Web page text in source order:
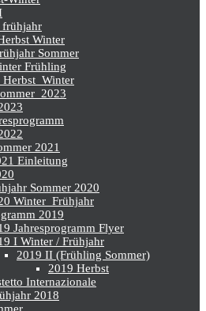
Winter
Sommer
Frühling
2021
Einleitung
Sommer 2020
Winter_Frühjahr
2019
Jahresprogramm Flyer
I Winter / Frühjahr
2019 II (Frühling Sommer)
2019 Herbst
Internazionale
2018